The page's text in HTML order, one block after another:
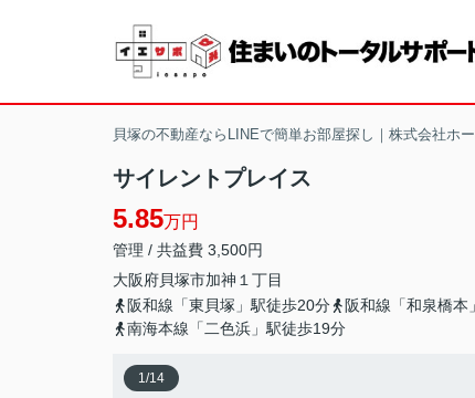
貝塚の不動産ならLINEで簡単お部屋探し｜株式会社ホ
サイレントプレイス
5.85万円
管理 / 共益費 3,500円
大阪府貝塚市加神 １丁目
阪和線「東貝塚」駅徒歩20分
阪和線「和泉橋本
南海本線「二色浜」駅徒歩19分
1/14